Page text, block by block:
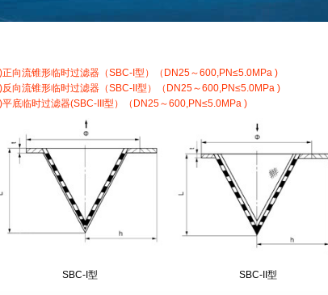
正向流锥形临时过滤器（SBC-I型）（DN25～600,PN≤5.0MPa )
反向流锥形临时过滤器（SBC-II型）（DN25～600,PN≤5.0MPa )
平底临时过滤器(SBC-III型）（DN25～600,PN≤5.0MPa )
SBC-I型 SBC-II型